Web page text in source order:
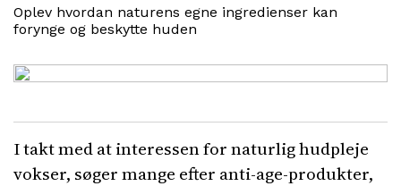
Oplev hvordan naturens egne ingredienser kan
forynge og beskytte huden
I takt med at interessen for naturlig hudpleje
vokser, søger mange efter anti-age-produkter,